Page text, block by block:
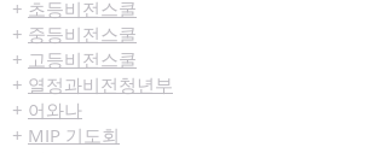
+ 초등비전스쿨
+ 중등비전스쿨
+ 고등비전스쿨
+ 열정과비전청년부
+ 어와나
+ MIP 기도회